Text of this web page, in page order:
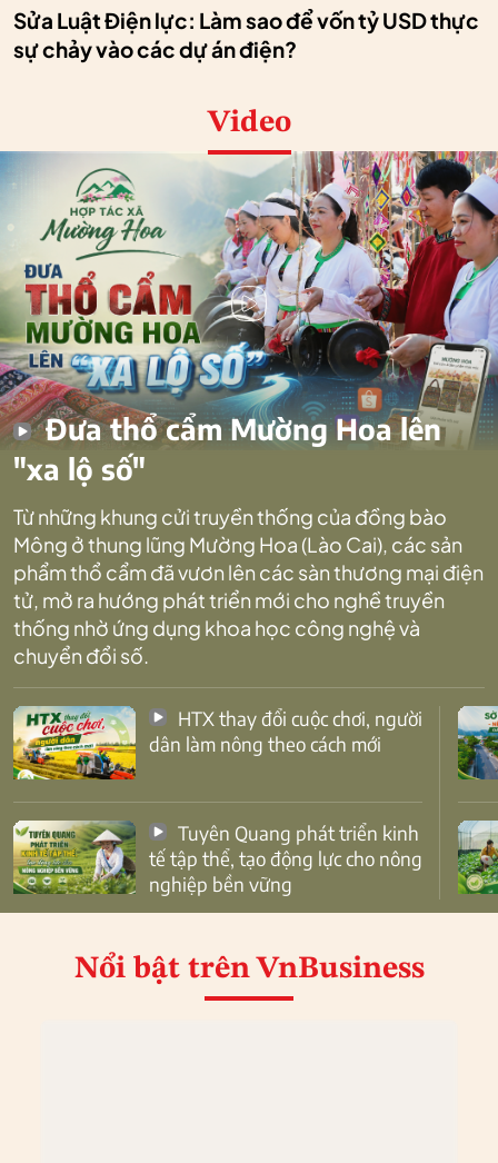
Sửa Luật Điện lực: Làm sao để vốn tỷ USD thực
sự chảy vào các dự án điện?
Video
Đưa thổ cẩm Mường Hoa lên
"xa lộ số"
Từ những khung cửi truyền thống của đồng bào
Mông ở thung lũng Mường Hoa (Lào Cai), các sản
phẩm thổ cẩm đã vươn lên các sàn thương mại điện
tử, mở ra hướng phát triển mới cho nghề truyền
thống nhờ ứng dụng khoa học công nghệ và
chuyển đổi số.
dân làm nông theo cách mới
tế tập thể, tạo động lực cho nông
nghiệp bền vững
Nổi bật trên VnBusiness